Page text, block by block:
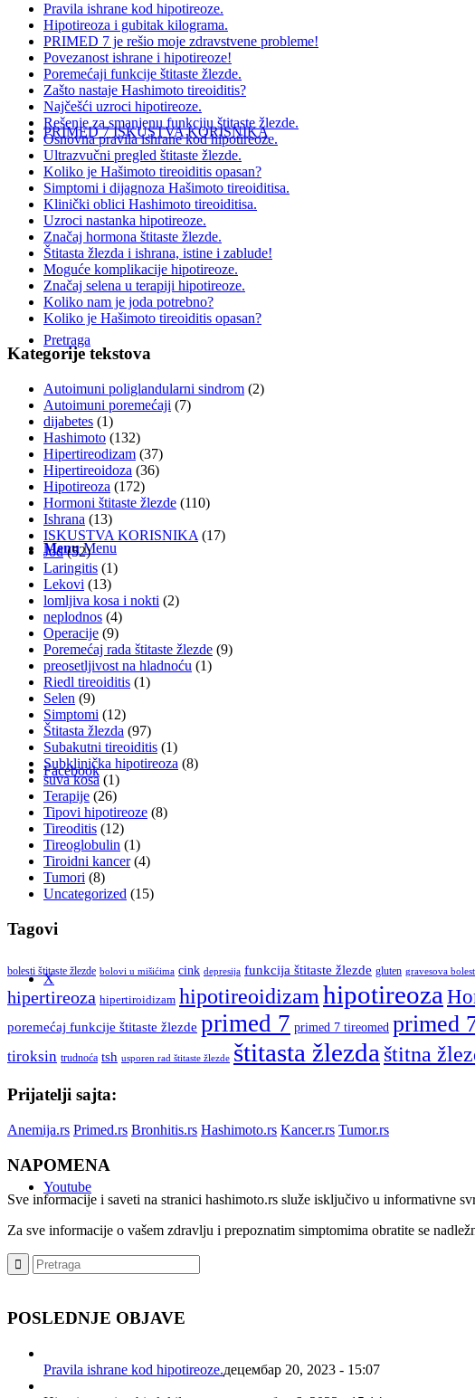
PRIMED 7 ISKUSTVA KORISNIKA
Pretraga
Menu Menu
Facebook
X
Youtube
Pravila ishrane kod hipotireoze.
Hipotireoza i gubitak kilograma.
PRIMED 7 je rešio moje zdravstvene probleme!
Povezanost ishrane i hipotireoze!
Poremećaji funkcije štitaste žlezde.
Zašto nastaje Hashimoto tireoiditis?
Najčešći uzroci hipotireoze.
Rešenje za smanjenu funkciju štitaste žlezde.
Osnovna pravila ishrane kod hipotireoze.
Ultrazvučni pregled štitaste žlezde.
Koliko je Hašimoto tireoiditis opasan?
Simptomi i dijagnoza Hašimoto tireoiditisa.
Klinički oblici Hashimoto tireoiditisa.
Uzroci nastanka hipotireoze.
Značaj hormona štitaste žlezde.
Štitasta žlezda i ishrana, istine i zablude!
Moguće komplikacije hipotireoze.
Značaj selena u terapiji hipotireoze.
Koliko nam je joda potrebno?
Koliko je Hašimoto tireoiditis opasan?
Kategorije tekstova
Autoimuni poliglandularni sindrom (2)
Autoimuni poremećaji (7)
dijabetes (1)
Hashimoto (132)
Hipertireodizam (37)
Hipertireoidoza (36)
Hipotireoza (172)
Hormoni štitaste žlezde (110)
Ishrana (13)
ISKUSTVA KORISNIKA (17)
Jod(52)
Laringitis (1)
Lekovi (13)
lomljiva kosa i nokti (2)
neplodnos (4)
Operacije (9)
Poremećaj rada štitaste žlezde (9)
preosetljivost na hladnoću (1)
Riedl tireoiditis (1)
Selen (9)
Simptomi (12)
Štitasta žlezda (97)
Subakutni tireoiditis (1)
Subklinička hipotireoza (8)
suva kosa (1)
Terapije (26)
Tipovi hipotireoze (8)
Tireoditis (12)
Tireoglobulin (1)
Tiroidni kancer(4)
Tumori (8)
Uncategorized (15)
Tagovi
bolesti štitaste žlezde bolovi u mišićima cink depresija funkcija štitaste žlezde gluten gravesova bolest
hipertireoza hipertiroidizam hipotireoidizam hipotireoza
poremećaj funkcije štitaste žlezde primed 7 primed 7 tireomed primed
tiroksin trudnoća tsh usporen rad štitaste žlezde štitasta žlezda štitna
Prijatelji sajta:
Anemija.rs Primed.rs Bronhitis.rs Hashimoto.rs Kancer.rs Tumor.rs
NAPOMENA
Sve informacije i saveti na stranici hashimoto.rs služe isključivo u informativne
Za sve informacije o vašem zdravlju i prepoznatim simptomima obratite se
POSLEDNJE OBJAVE
Pravila ishrane kod hipotireoze.децембар 20, 2023 - 15:07